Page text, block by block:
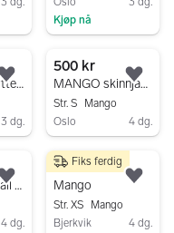
Kjøp nå
Mango kåpe ytterjakke XL svart dame, kr.300
3 dg.
Legg til som favoritt.
500 kr
MANGO skinnjakke - nydelig rosa!
Str. S
Mango
Oslo
4 dg.
Kul kåpe i 70 tall stil.
4 dg.
Legg til som favoritt.
300 kr
Mango
Str. XS
Mango
Bjerkvik
4 dg.
Fiks ferdig